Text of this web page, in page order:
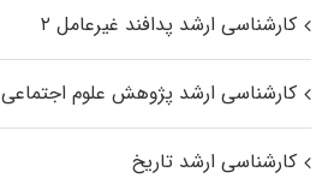
کارشناسی ارشد پدافند غیرعامل ۲
کارشناسی ارشد پژوهش علوم اجتماعی
کارشناسی ارشد تاریخ